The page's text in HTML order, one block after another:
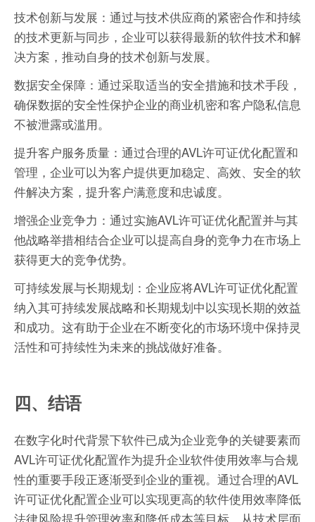
技术创新与发展：通过与技术供应商的紧密合作和持续
的技术更新与同步，企业可以获得最新的软件技术和解
决方案，推动自身的技术创新与发展。
数据安全保障：通过采取适当的安全措施和技术手段，
确保数据的安全性保护企业的商业机密和客户隐私信息
不被泄露或滥用。
提升客户服务质量：通过合理的AVL许可证优化配置和
管理，企业可以为客户提供更加稳定、高效、安全的软
件解决方案，提升客户满意度和忠诚度。
增强企业竞争力：通过实施AVL许可证优化配置并与其
他战略举措相结合企业可以提高自身的竞争力在市场上
获得更大的竞争优势。
可持续发展与长期规划：企业应将AVL许可证优化配置
纳入其可持续发展战略和长期规划中以实现长期的效益
和成功。这有助于企业在不断变化的市场环境中保持灵
活性和可持续性为未来的挑战做好准备。
四、结语
在数字化时代背景下软件已成为企业竞争的关键要素而
AVL许可证优化配置作为提升企业软件使用效率与合规
性的重要手段正逐渐受到企业的重视。通过合理的AVL
许可证优化配置企业可以实现更高的软件使用效率降低
法律风险提升管理效率和降低成本等目标。从技术层面